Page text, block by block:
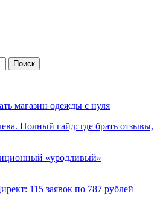
магазин одежды с нуля
Полный гайд: где брать отзывы,
«уродливый»
115 заявок по 787 рублей